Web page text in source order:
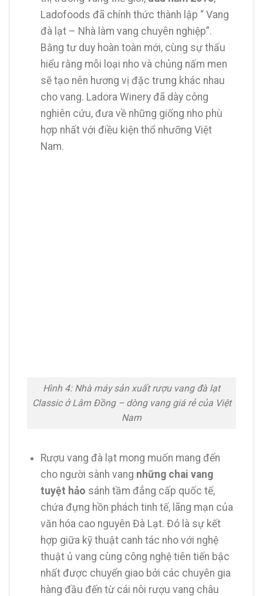
Ladofoods đã chính thức thành lập “ Vang
đà lạt – Nhà làm vang chuyên nghiệp”.
Bằng tư duy hoàn toàn mới, cùng sự thấu
hiểu rằng mỗi loại nho và chủng nấm men
sẽ tạo nên hương vị đặc trưng khác nhau
cho vang. Ladora Winery đã dày công
nghiên cứu, đưa về những giống nho phù
hợp nhất với điều kiện thổ nhưỡng Việt
Nam.
Hình 4: Nhà máy sản xuất rượu vang đà lạt
Classic ở Lâm Đồng – dòng vang giá rẻ của Việt
Nam
Rượu vang đà lạt mong muốn mang đến
cho người sành vang những chai vang
tuyệt hảo sánh tầm đẳng cấp quốc tế,
chứa đựng hồn phách tinh tế, lãng mạn của
văn hóa cao nguyên Đà Lạt. Đó là sự kết
hợp giữa kỹ thuật canh tác nho với nghệ
thuật ủ vang cùng công nghệ tiên tiến bậc
nhất được chuyển giao bởi các chuyên gia
hàng đầu đến từ cái nôi rượu vang châu